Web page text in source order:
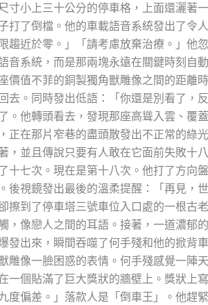
寸小上三十公分的停車格，上面還灑著
打了倒檔。他的車載語音系統發出了令
趨近於零。」「請考慮放棄治療。」他
音系統，而是那兩塊永遠在關鍵時刻自
價值不菲的銅製獨角獸雕像之間的距離
去。同時發出低語：「你還是別看了，
。他轉頭看去，發現那座高聳入雲、覆
，正在那片窄巷的盡頭散發出不正常的綠
，並且傳說只要有人敢在它面前失敗十
十七次。現在是第十八次。他打了方向
後視鏡發出最後的溫柔提醒：「再見，
擦到了停車塔三號車位入口處的一根古
，像戀人之間的耳語。接著，一道濃郁
發出來，瞬間吞噬了何手殘和他的掀背
雕像一臉困惑的表情。何手殘感覺一陣
一個貼滿了巨大獎狀的牆壁上。獎狀上
偏差。」落款人是「倒車王」。他趕